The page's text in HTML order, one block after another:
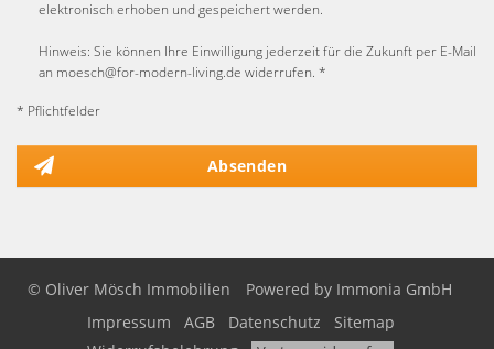
elektronisch erhoben und gespeichert werden.
Hinweis: Sie können Ihre Einwilligung jederzeit für die Zukunft per E-Mail
an moesch@for-modern-living.de widerrufen. *
* Pflichtfelder
Absenden
© Oliver Mösch Immobilien
Powered by Immonia GmbH
Impressum
AGB Datenschutz
Sitemap